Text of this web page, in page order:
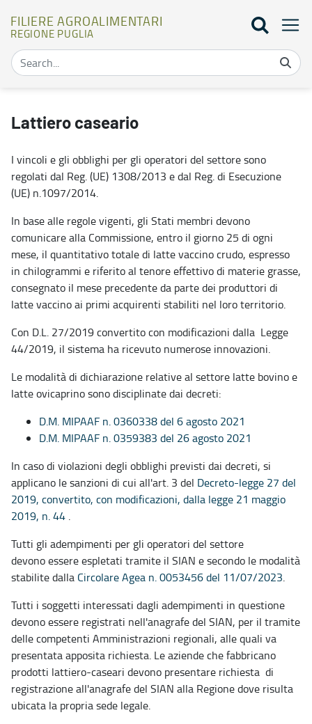
FILIERE AGROALIMENTARI
REGIONE PUGLIA
Lattiero caseario
I vincoli e gli obblighi per gli operatori del settore sono
regolati dal Reg. (UE) 1308/2013 e dal Reg. di Esecuzione
(UE) n.1097/2014.
In base alle regole vigenti, gli Stati membri devono
comunicare alla Commissione, entro il giorno 25 di ogni
mese, il quantitativo totale di latte vaccino crudo, espresso
in chilogrammi e riferito al tenore effettivo di materie grasse,
consegnato il mese precedente da parte dei produttori di
latte vaccino ai primi acquirenti stabiliti nel loro territorio.
Con D.L. 27/2019 convertito con modificazioni dalla Legge
44/2019, il sistema ha ricevuto numerose innovazioni.
Le modalità di dichiarazione relative al settore latte bovino e
latte ovicaprino sono disciplinate dai decreti:
D.M. MIPAAF n. 0360338 del 6 agosto 2021
D.M. MIPAAF n. 0359383 del 26 agosto 2021
In caso di violazioni degli obblighi previsti dai decreti, si
applicano le sanzioni di cui all'art. 3 del Decreto-legge 27 del
2019, convertito, con modificazioni, dalla legge 21 maggio
2019, n. 44 .
Tutti gli adempimenti per gli operatori del settore
devono essere espletati tramite il SIAN e secondo le modalità
stabilite dalla Circolare Agea n. 0053456 del 11/07/2023.
Tutti i soggetti interessati dagli adempimenti in questione
devono essere registrati nell'anagrafe del SIAN, per il tramite
delle competenti Amministrazioni regionali, alle quali va
presentata apposita richiesta. Le aziende che fabbricano
prodotti lattiero-caseari devono presentare richiesta di
registrazione all'anagrafe del SIAN alla Regione dove risulta
ubicata la propria sede legale.